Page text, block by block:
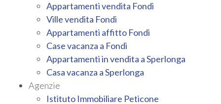
Appartamenti vendita Fondi
Ville vendita Fondi
Appartamenti affitto Fondi
Case vacanza a Fondi
Appartamenti in vendita a Sperlonga
Casa vacanza a Sperlonga
Agenzie
Istituto Immobiliare Peticone
Provincia
Comune